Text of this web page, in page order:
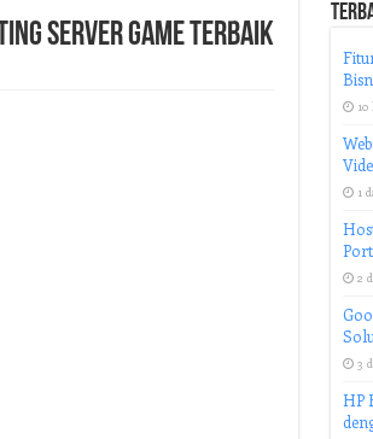
Server Game Terbaik
1
2
3
HP